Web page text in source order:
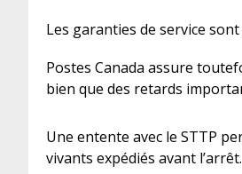
Les garanties de service
Postes Canada assure
bien que des retards
Une entente avec le STTP
vivants expédiés avant l’arrêt.